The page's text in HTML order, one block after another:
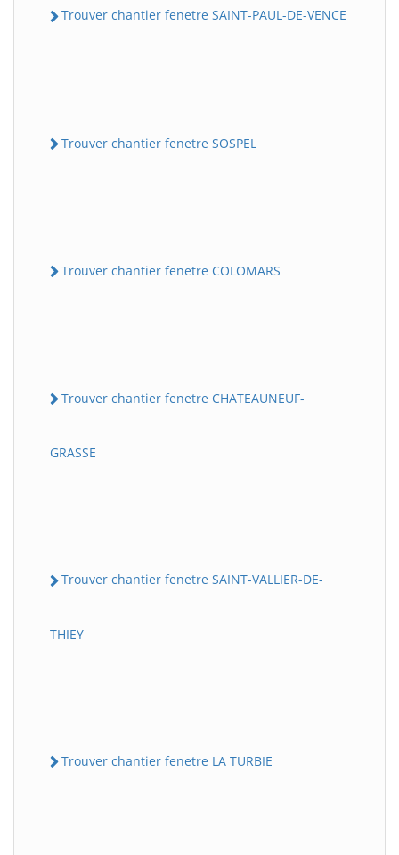
Trouver chantier fenetre SAINT-PAUL-DE-VENCE
Trouver chantier fenetre SOSPEL
Trouver chantier fenetre COLOMARS
Trouver chantier fenetre CHATEAUNEUF-
GRASSE
Trouver chantier fenetre SAINT-VALLIER-DE-
THIEY
Trouver chantier fenetre LA TURBIE